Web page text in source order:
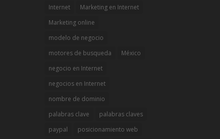
Internet
Marketing en Internet
Marketing online
modelo de negocio
motores de busqueda
México
negocio en Internet
negocios en Internet
nombre de dominio
palabras clave
palabras claves
paypal
posicionamiento web